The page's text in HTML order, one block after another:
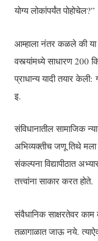
योग्य लोकांपर्यंत पोहोचेल?”
आम्हाला नंतर कळले की या
वस्त्यांमध्ये साधारण 200
प्राधान्य यादी तयार
इ.
संविधानातील सामाजिक
अभिव्यक्तीच जणू तिथे मला
संकल्पना विद्यापीठात
तत्त्वांना साकार करत होते.
संवैधानिक साक्षरतेवर काम
तळागाळात जाऊ नये.